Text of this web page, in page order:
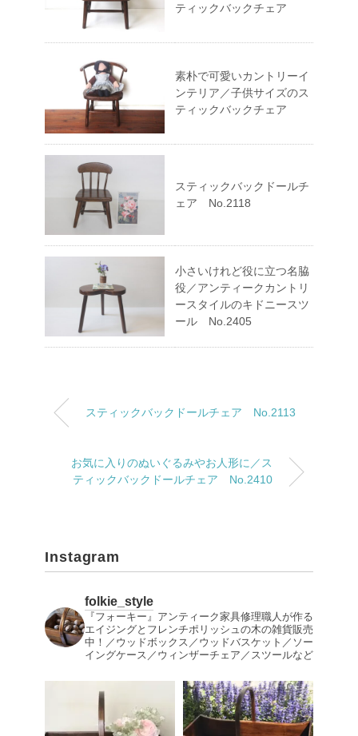
ティックバックチェア
素朴で可愛いカントリーイ
ンテリア／子供サイズのス
ティックバックチェア
スティックバックドールチ
ェア No.2118
小さいけれど役に立つ名脇
役／アンティークカントリ
ースタイルのキドニースツ
ール No.2405
スティックバックドールチェア No.2113
お気に入りのぬいぐるみやお人形に／ス
ティックバックドールチェア No.2410
Instagram
folkie_style
『フォーキー』アンティーク家具修理職人が作る
エイジングとフレンチポリッシュの木の雑貨販売
中！／ウッドボックス／ウッドバスケット／ソー
イングケース／ウィンザーチェア／スツールなど